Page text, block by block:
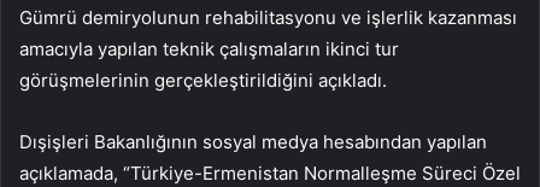
Gümrü demiryolunun rehabilitasyonu ve işlerlik kazanması
amacıyla yapılan teknik çalışmaların ikinci tur
görüşmelerinin gerçekleştirildiğini açıkladı.
Dışişleri Bakanlığının sosyal medya hesabından yapılan
açıklamada, “Türkiye-Ermenistan Normalleşme Süreci Özel